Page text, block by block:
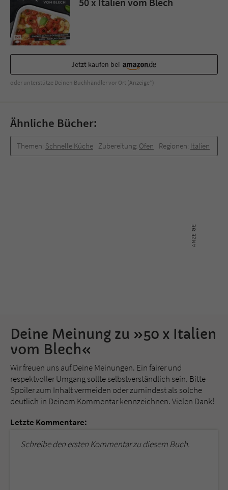
Jetzt kaufen bei
oder unterstütze Deinen Buchhändler vor Ort (Anzeige*)
Ähnliche Bücher:
Themen: Schnelle Küche Zubereitung: Ofen Regionen: Italien
Deine Meinung zu »50 x Italien
vom Blech«
Wir freuen uns auf Deine Meinungen. Ein fairer und
respektvoller Umgang sollte selbstverständlich sein. Bitte
Spoiler zum Inhalt vermeiden oder zumindest als solche
deutlich in Deinem Kommentar kennzeichnen. Vielen Dank!
Letzte Kommentare:
Schreibe den ersten Kommentar zu diesem Buch.